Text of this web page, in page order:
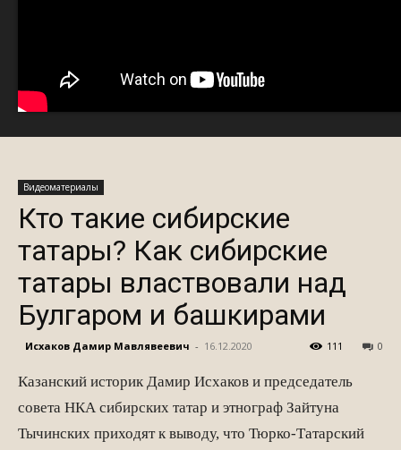
Видеоматериалы
Кто такие сибирские
татары? Как сибирские
татары властвовали над
Булгаром и башкирами
Исхаков Дамир Мавлявеевич - 16.12.2020 0
111
Казанский историк Дамир Исхаков и председатель
совета НКА сибирских татар и этнограф Зайтуна
Тычинских приходят к выводу, что Тюрко-Татарский